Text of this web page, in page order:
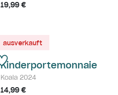
19,99 €
ausverkauft
Kinderportemonnaie
Koala 2024
14,99 €